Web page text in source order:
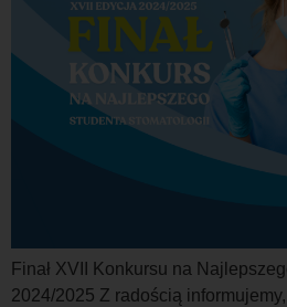
Finał XVII Konkursu na
2024/2025 Z radością